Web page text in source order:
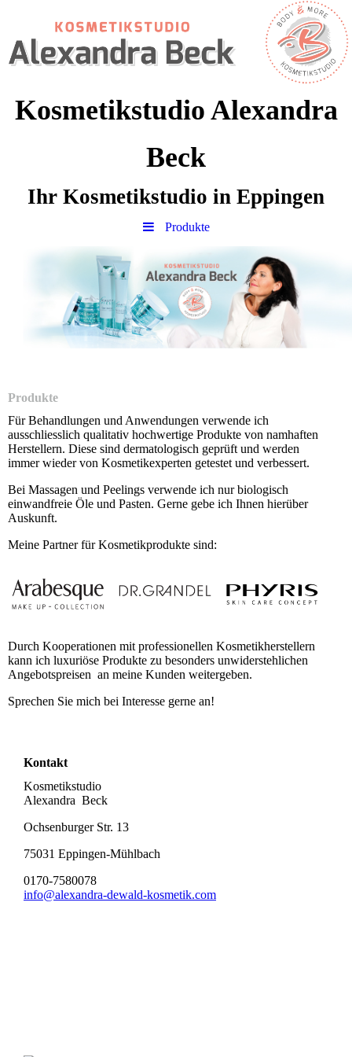
Kosmetikstudio Alexandra
Beck
Ihr Kosmetikstudio in Eppingen
Produkte
Produkte
Für Behandlungen und Anwendungen verwende ich
ausschliesslich qualitativ hochwertige Produkte von namhaften
Herstellern. Diese sind dermatologisch geprüft und werden
immer wieder von Kosmetikexperten getestet und verbessert.
Bei Massagen und Peelings verwende ich nur biologisch
einwandfreie Öle und Pasten. Gerne gebe ich Ihnen hierüber
Auskunft.
Meine Partner für Kosmetikprodukte sind:
Durch Kooperationen mit professionellen Kosmetikherstellern
kann ich luxuriöse Produkte zu besonders unwiderstehlichen
Angebotspreisen an meine Kunden weitergeben.
Sprechen Sie mich bei Interesse gerne an!
Kontakt
Kosmetikstudio
Alexandra Beck
Ochsenburger Str. 13
75031 Eppingen-Mühlbach
0170-7580078
info@alexandra-dewald-kosmetik.com